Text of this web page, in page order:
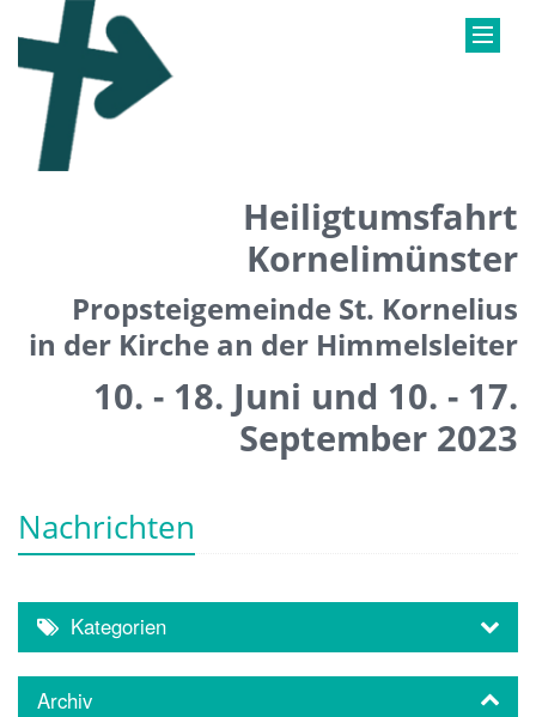
Heiligtumsfahrt
Kornelimünster
Propsteigemeinde St. Kornelius
in der Kirche an der Himmelsleiter
10. - 18. Juni und 10. - 17.
September 2023
Nachrichten
Kategorien
Archiv